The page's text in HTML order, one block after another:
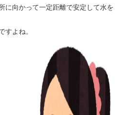
に向かって一定距離で安定して水を
すよね。